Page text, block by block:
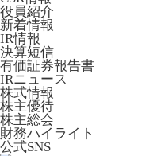
役員紹介
新着情報
IR情報
決算短信
有価証券報告書
IRニュース
株式情報
株主優待
株主総会
財務ハイライト
公式SNS